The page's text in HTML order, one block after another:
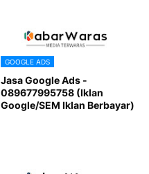
GOOGLE ADS
Jasa Google Ads -
089677995758 (Iklan
Google/SEM Iklan Berbayar)